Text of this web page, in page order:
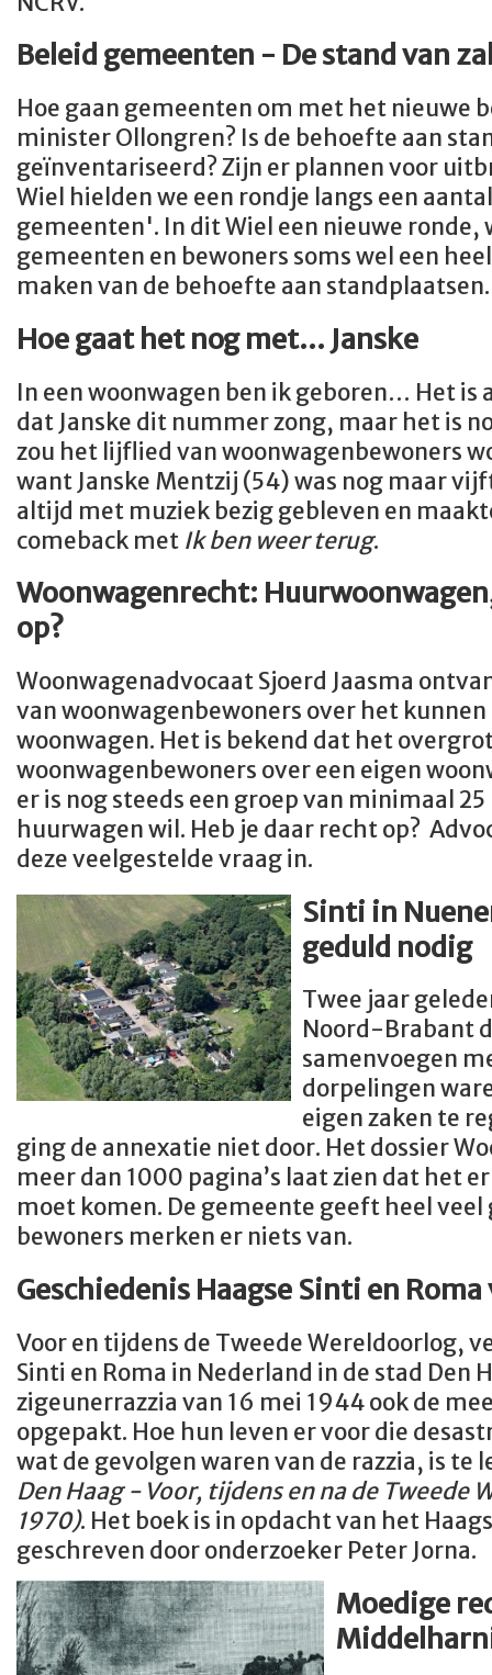
Beleid gemeenten - De stand van
Hoe gaan gemeenten om met het nieuwe
minister Ollongren? Is de behoefte aan
geïnventariseerd? Zijn er plannen voor
Wiel hielden we een rondje langs een
gemeenten'. In dit Wiel een nieuwe
gemeenten en bewoners soms wel een
maken van de behoefte aan
Hoe gaat het nog met… Janske
In een woonwagen ben ik geboren… Het
dat Janske dit nummer zong, maar het is
zou het lijflied van woonwagenbewoners
want Janske Mentzij (54) was nog maar
altijd met muziek bezig gebleven en
comeback met Ik ben weer terug.
Woonwagenrecht:
op?
Woonwagenadvocaat Sjoerd Jaasma
van woonwagenbewoners over het
woonwagen. Het is bekend dat het
woonwagenbewoners over een eigen
er is nog steeds een groep van minimaal
huurwagen wil. Heb je daar recht op?
deze veelgestelde vraag in.
Sinti in
geduld nodig
Twee jaar
Noord-Brabant
samenvoegen
dorpelingen
eigen zaken te
ging de annexatie niet door. Het dossier
meer dan 1000 pagina’s laat zien dat het
moet komen. De gemeente geeft heel
bewoners merken er niets van.
Geschiedenis Haagse Sinti en
Voor en tijdens de Tweede Wereldoorlog,
Sinti en Roma in Nederland in de stad Den
zigeunerrazzia van 16 mei 1944 ook de
opgepakt. Hoe hun leven er voor die
wat de gevolgen waren van de razzia, is te
Den Haag - Voor, tijdens en na de Tweede
1970). Het boek is in opdacht van het
geschreven door onderzoeker Peter Jorna.
Moedige